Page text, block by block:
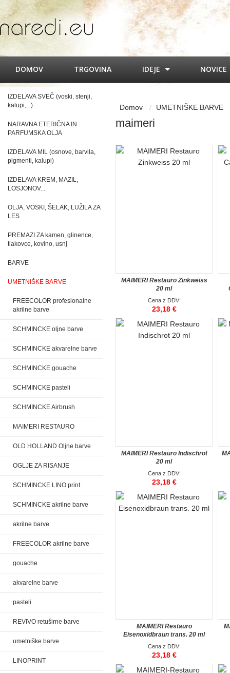
DOMOV TRGOVINA IDEJE NOVICE
IZDELAVA SVEČ (voski, stenji,
kalupi,...)
NARAVNA ETERIČNA IN
PARFUMSKA OLJA
IZDELAVA MIL (osnove, barvila,
pigmenti, kalupi)
IZDELAVA KREM, MAZIL,
LOSJONOV...
OLJA, VOSKI, ŠELAK, LUŽILA ZA
LES
PREMAZI ZA kamen, glinence,
tlakovce, kovino, usnj
BARVE
UMETNIŠKE BARVE
FREECOLOR profesionalne
akrilne barve
SCHMINCKE oljne barve
SCHMINCKE akvarelne barve
SCHMINCKE gouache
SCHMINCKE pasteli
SCHMINCKE Airbrush
MAIMERI RESTAURO
OLD HOLLAND Oljne barve
OGLJE ZA RISANJE
SCHMINCKE LINO print
SCHMINCKE akrilne barve
akrilne barve
FREECOLOR akrilne barve
gouache
akvarelne barve
pasteli
REVIVO retuširne barve
umetniške barve
LINOPRINT
Domov UMETNIŠKE BARVE
maimeri
MAIMERI Restauro Zinkweiss
20 ml
Cena z DDV:
23,18 €
MAIMERI Restauro Indischrot
20 ml
Cena z DDV:
23,18 €
MAIMERI Restauro
Eisenoxidbraun trans. 20 ml
Cena z DDV:
23,18 €